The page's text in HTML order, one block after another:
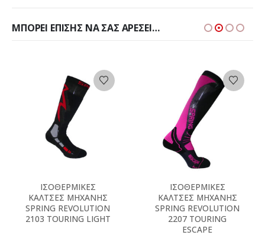
ΜΠΟΡΕΊ ΕΠΊΣΗΣ ΝΑ ΣΑΣ ΑΡΈΣΕΙ…
ΙΣΟΘΕΡΜΙΚΕΣ
ΚΑΛΤΣΕΣ ΜΗΧΑΝΗΣ
SPRING REVOLUTION
2103 TOURING LIGHT
Αυτό το προϊόν έχει πολλαπλές παραλλαγές. Οι επιλογές μπορούν να επιλεγούν στη σελίδα του προϊόντος
ΙΣΟΘΕΡΜΙΚΕΣ
ΚΑΛΤΣΕΣ ΜΗΧΑΝΗΣ
SPRING REVOLUTION
2207 TOURING
ESCAPE